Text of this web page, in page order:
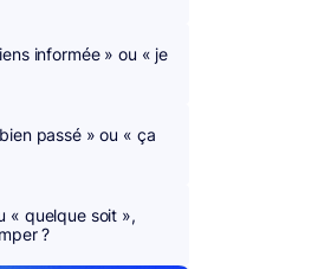
informée » ou « je
passé » ou « ça
« quelque soit »,
?